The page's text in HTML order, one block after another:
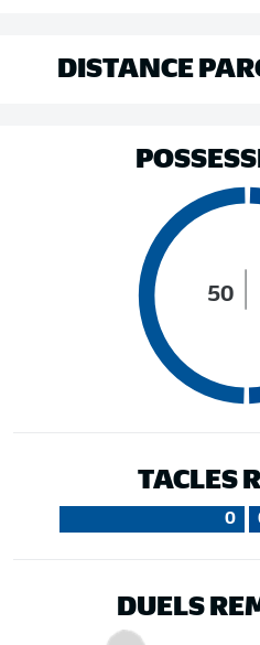
DISTANCE
50
TACLES
0
DUELS